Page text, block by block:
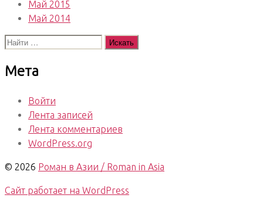
Май 2015
Май 2014
Поиск:
Мета
Войти
Лента записей
Лента комментариев
WordPress.org
© 2026 Роман в Азии / Roman in Asia
Сайт работает на WordPress